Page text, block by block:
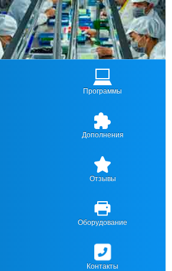
Программы
Дополнения
Отзывы
Оборудование
Контакты